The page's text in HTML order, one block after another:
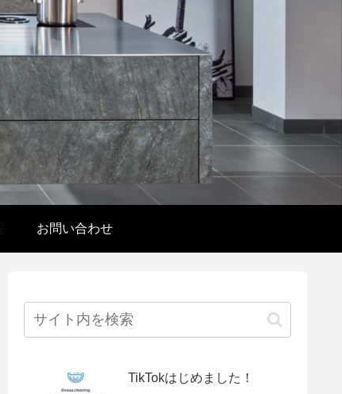
お問い合わせ
TikTokはじめました！